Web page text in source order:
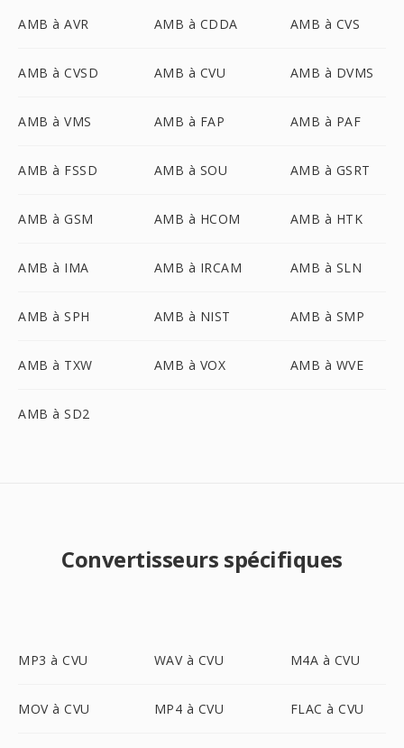
AMB à AVR AMB à CDDA AMB à CVS
AMB à CVSD AMB à CVU AMB à DVMS
AMB à VMS AMB à FAP AMB à PAF
AMB à FSSD AMB à SOU AMB à GSRT
AMB à GSM AMB à HCOM AMB à HTK
AMB à IMA AMB à IRCAM AMB à SLN
AMB à SPH AMB à NIST AMB à SMP
AMB à TXW AMB à VOX AMB à WVE
AMB à SD2
Convertisseurs spécifiques
MP3 à CVU WAV à CVU M4A à CVU
MOV à CVU MP4 à CVU FLAC à CVU